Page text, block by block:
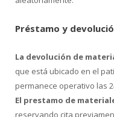
Préstamo y
La devolución de
que está ubicado en el
permanece operativo las
El prestamo de